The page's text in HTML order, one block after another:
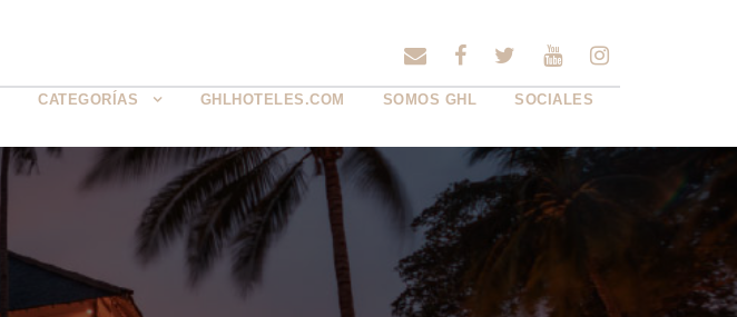
CATEGORÍAS GHLHOTELES.COM SOMOS GHL SOCIALES